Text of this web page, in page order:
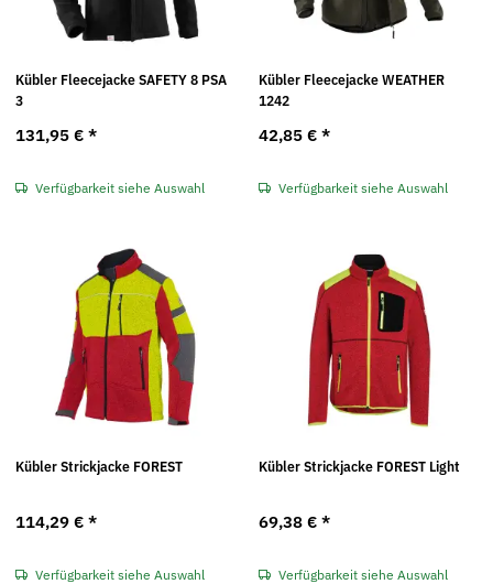
Kübler Fleecejacke SAFETY 8 PSA
3
131,95 € *
Verfügbarkeit siehe Auswahl
Kübler Fleecejacke WEATHER
1242
42,85 € *
Verfügbarkeit siehe Auswahl
Kübler Strickjacke FOREST
114,29 € *
Verfügbarkeit siehe Auswahl
Kübler Strickjacke FOREST Light
69,38 € *
Verfügbarkeit siehe Auswahl